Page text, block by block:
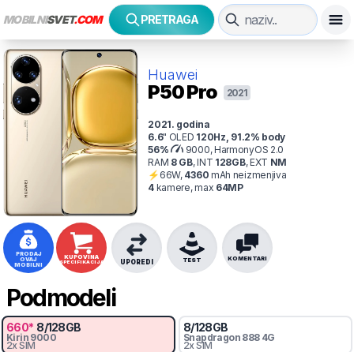
MOBILNISVET.COM PRETRAGA
Huawei
P50 Pro 2021
2021. godina
6.6" OLED 120Hz 91.2% body
56%
9000, HarmonyOS 2.0
RAM 8GB,INT 128GB,EXT NM
⚡ 66W, 4360 mAh neizmenjiva
4 kamere, max 64MP
PRODAJ
OVAJ
MOBILNI
KUPOVINA
SPECIFIKACIJA TEST KOMENTARI
UPOREDI
Podmodeli
660* 8/128GB
Kirin 9000
2x SIM
8/128GB
Snapdragon 888 4G
2x SIM